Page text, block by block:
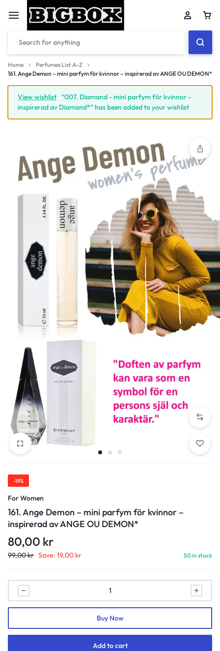
Your bag is empty
Shop What's New
Sign in
Home
Perfumes List A-Z
161. Ange Demon – mini parfym för kvinnor – inspirerad av ANGE OU DEMON*
View wishlist “007. Diamand - mini parfym för kvinnor -
inspirerad av Diamand*” has been added to your wishlist
-19%
For Women
161. Ange Demon – mini parfym för kvinnor –
inspirerad av ANGE OU DEMON*
80,00 kr
99,00kr Save: 19,00 kr 50 in stock
161.
Ange
Demon
mini
Add to cart
Buy Now